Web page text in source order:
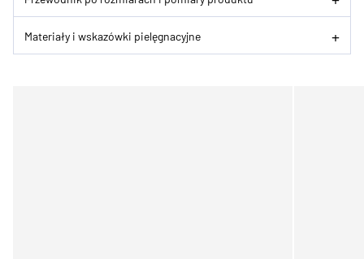
Materiały i wskazówki pielęgnacyjne